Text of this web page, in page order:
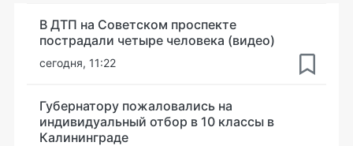
В ДТП на Советском проспекте
пострадали четыре человека (видео)
сегодня, 11:22
Губернатору пожаловались на
индивидуальный отбор в 10 классы в
Калининграде